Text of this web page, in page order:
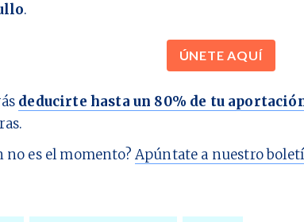
.
ÚNETE AQUÍ
deducirte hasta un 80% de tu
no es el momento? Apúntate a nuestro